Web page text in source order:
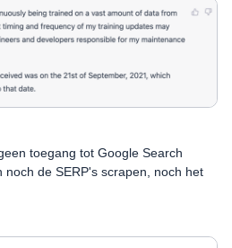
toegang tot Google Search
de SERP's scrapen, noch het